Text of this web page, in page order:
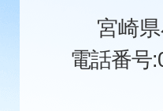
宮崎
電話番号